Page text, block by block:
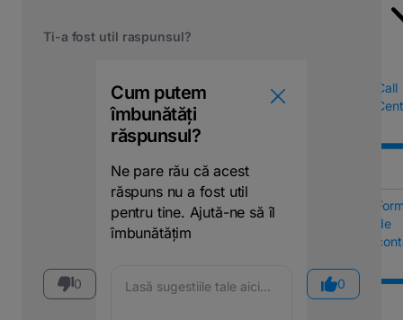
Call
de
Ti-a fost util raspunsul?
0
Cum putem
îmbunătăți
răspunsul?
Ne pare rău că acest
răspuns nu a fost util
pentru tine. Ajută-ne să îl
îmbunătățim
0